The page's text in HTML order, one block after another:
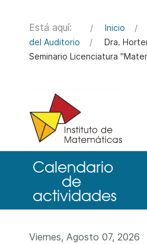
Está aquí: Inicio
del Auditorio
Dra.
Seminario Licenciatura
Viernes, Agosto 07, 2026